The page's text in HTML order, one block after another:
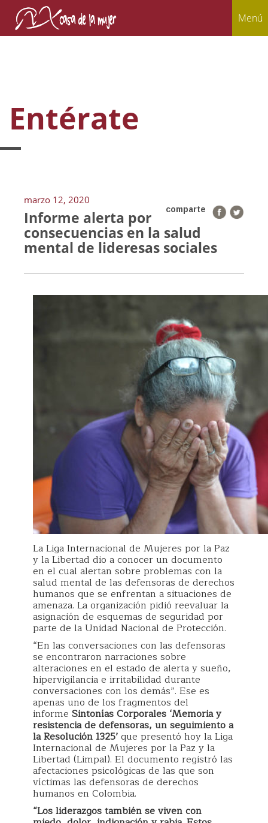
Menú
Entérate
marzo 12, 2020
comparte
Informe alerta por
consecuencias en la salud
mental de lideresas sociales
La Liga Internacional de Mujeres por la Paz
y la Libertad dio a conocer un documento
en el cual alertan sobre problemas con la
salud mental de las defensoras de derechos
humanos que se enfrentan a situaciones de
amenaza. La organización pidió reevaluar la
asignación de esquemas de seguridad por
parte de la Unidad Nacional de Protección.
“En las conversaciones con las defensoras
se encontraron narraciones sobre
alteraciones en el estado de alerta y sueño,
hipervigilancia e irritabilidad durante
conversaciones con los demás”. Ese es
apenas uno de los fragmentos del
informe Sintonías Corporales ‘Memoria y
resistencia de defensoras, un seguimiento a
la Resolución 1325’que presentó hoy la Liga
Internacional de Mujeres por la Paz y la
Libertad (Limpal). El documento registró las
afectaciones psicológicas de las que son
víctimas las defensoras de derechos
humanos en Colombia.
“Los liderazgos también se viven con